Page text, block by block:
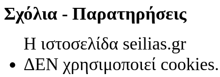
Σχόλια - Παρατηρήσεις
Η ιστοσελίδα seilias.gr
ΔΕΝ χρησιμοποιεί cookies.